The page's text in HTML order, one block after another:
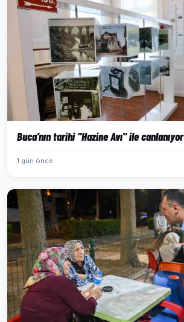
Buca’nın tarihi "Hazine Avı" ile canlanıyor
1 gün önce